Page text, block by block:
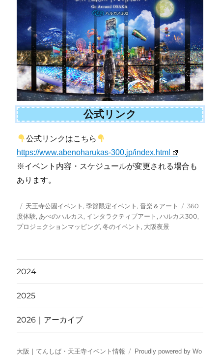
公式リンク
公式リンクはこちら
https://www.abenoharukas-300.jp/index.html
※イベント内容・スケジュールが変更される場合も
あります。
投
稿
日:
カ
テ
ゴ
天王寺公園イベント ,季節限定イベント ,音楽＆アート
タ
グ
360
度体験, あべのハルカス, インタラクティブアート ,ハルカス300,
プロジェクションマッピング,冬のイベント , 大阪夜景
2024
2025
2026｜アーカイブ
大阪｜てんしば・天王寺イベント情報 Proudly powered by Wo